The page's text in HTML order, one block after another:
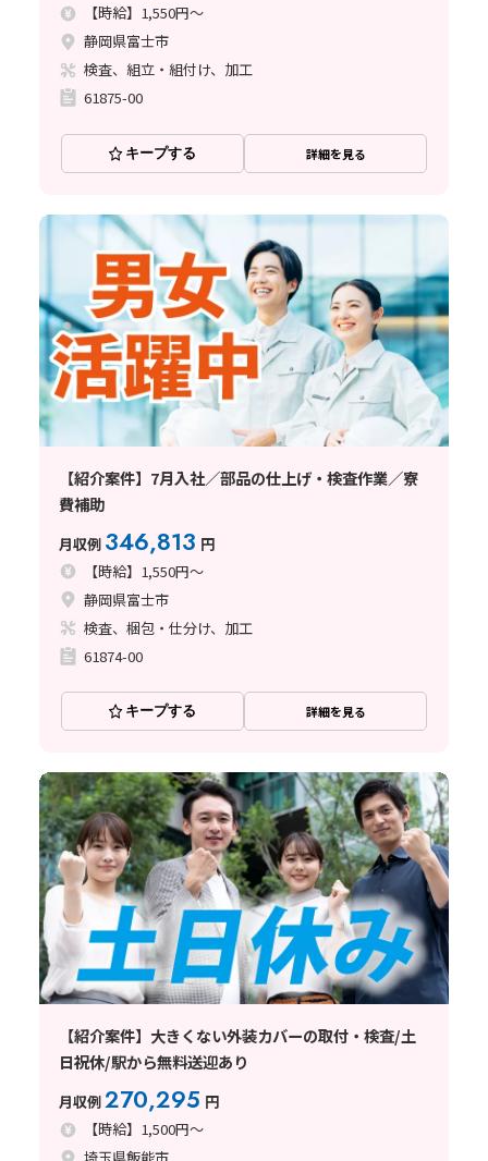
【時給】1,550円～
静岡県富士市
検査、組立・組付け、加工
61875-00
キープする 詳細を見る
【紹介案件】7月入社／部品の仕上げ・検査作業／寮
費補助
月収例 346,813 円
【時給】1,550円～
静岡県富士市
検査、梱包・仕分け、加工
61874-00
キープする 詳細を見る
【紹介案件】大きくない外装カバーの取付・検査/土
日祝休/駅から無料送迎あり
月収例270,295 円
【時給】1,500円～